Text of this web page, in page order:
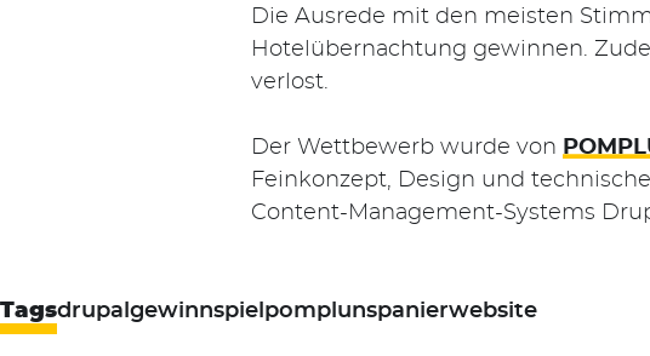
Die Ausrede mit den meisten
Hotelübernachtung gewinnen.
verlost.
Der Wettbewerb wurde von
Feinkonzept, Design und
Content-Management-Systems
Tagsdrupal gewinnspiel pomplunspanierwebsite